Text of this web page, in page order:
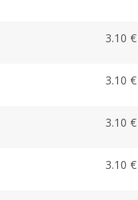
3.10 €
3.10 €
3.10 €
3.10 €